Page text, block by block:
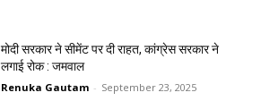
मोदी सरकार ने सीमेंट पर दी राहत, कांग्रेस सरकार ने
लगाई रोक : जमवाल
Renuka Gautam - September 23, 2025